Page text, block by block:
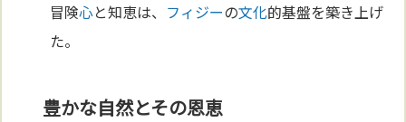
冒険心と知恵は、 フィジーの文化的基盤を築き上げ
た。
豊かな自然とその恩恵